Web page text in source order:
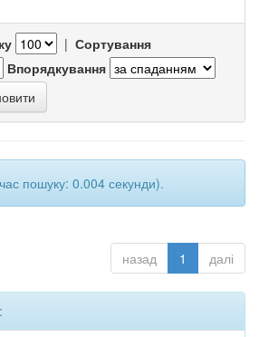
| Сортування
Впорядкування
пошуку: 0.004 секунди).
назад 1 далі